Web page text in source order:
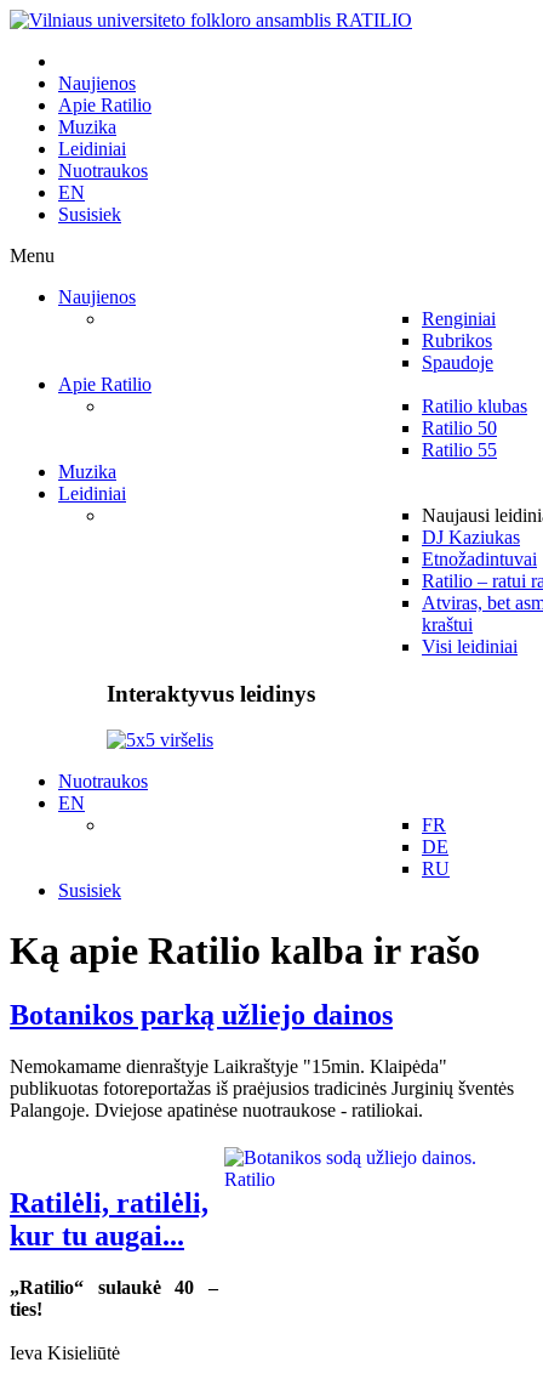
Naujienos
Apie Ratilio
Muzika
Leidiniai
Nuotraukos
EN
Susisiek
Menu
Naujienos
Renginiai
Rubrikos
Spaudoje
Apie Ratilio
Ratilio klubas
Ratilio 50
Ratilio 55
Muzika
Leidiniai
Naujausi
DJ Kaziukas
Etnožadintuvai
Ratilio – ratui
Atviras, bet
kraštui
Visi leidiniai
Interaktyvus leidinys
Nuotraukos
EN
FR
DE
RU
Susisiek
Ką apie Ratilio kalba ir rašo
Botanikos parką užliejo dainos
Nemokamame dienraštyje Laikraštyje "15min. Klaipėda"
publikuotas fotoreportažas iš praėjusios tradicinės Jurginių šventės
Palangoje. Dviejose apatinėse nuotraukose - ratiliokai.
Ratilėli, ratilėli,
kur tu augai...
„Ratilio“ sulaukė 40 –
ties!
Ieva Kisieliūtė